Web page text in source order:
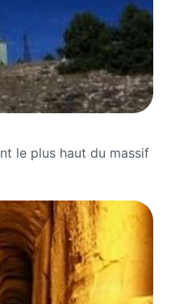
le plus haut du massif